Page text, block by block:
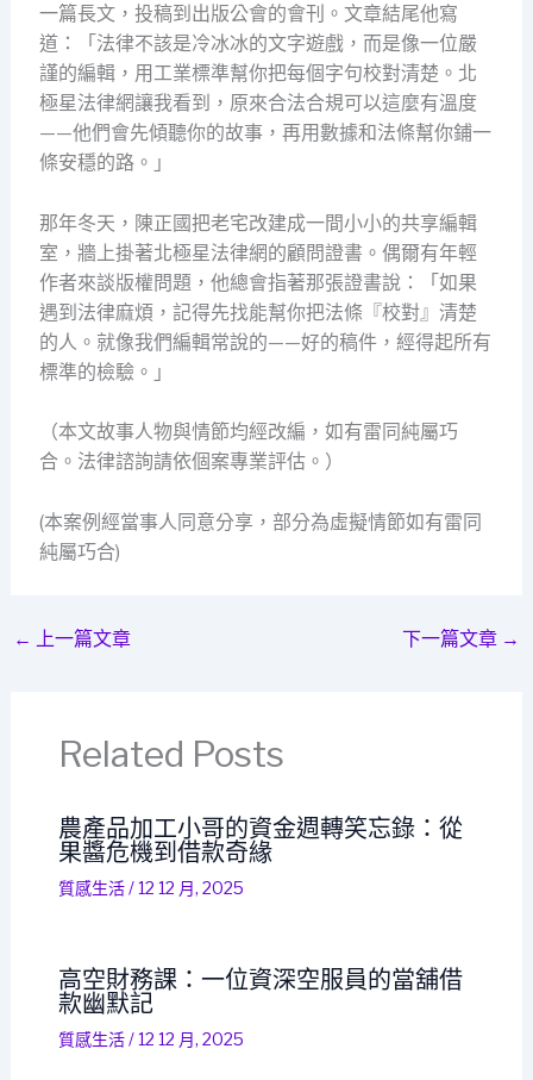
一篇長文，投稿到出版公會的會刊。文章結尾他寫
道：「法律不該是冷冰冰的文字遊戲，而是像一位嚴
謹的編輯，用工業標準幫你把每個字句校對清楚。北
極星法律網讓我看到，原來合法合規可以這麼有溫度
——他們會先傾聽你的故事，再用數據和法條幫你鋪一
條安穩的路。」
那年冬天，陳正國把老宅改建成一間小小的共享編輯
室，牆上掛著北極星法律網的顧問證書。偶爾有年輕
作者來談版權問題，他總會指著那張證書說：「如果
遇到法律麻煩，記得先找能幫你把法條『校對』清楚
的人。就像我們編輯常說的——好的稿件，經得起所有
標準的檢驗。」
（本文故事人物與情節均經改編，如有雷同純屬巧
合。法律諮詢請依個案專業評估。）
(本案例經當事人同意分享，部分為虛擬情節如有雷同
純屬巧合)
← 上一篇文章 下一篇文章 →
Related Posts
農產品加工小哥的資金週轉笑忘錄：從
果醬危機到借款奇緣
質感生活/12 12 月, 2025
高空財務課：一位資深空服員的當舖借
款幽默記
質感生活/12 12 月, 2025